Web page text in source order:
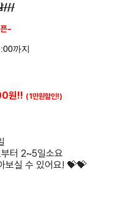
///
-
까지
원!! (1만원할인!)
터 2~5일소요
보실 수 있어요! 💝💝